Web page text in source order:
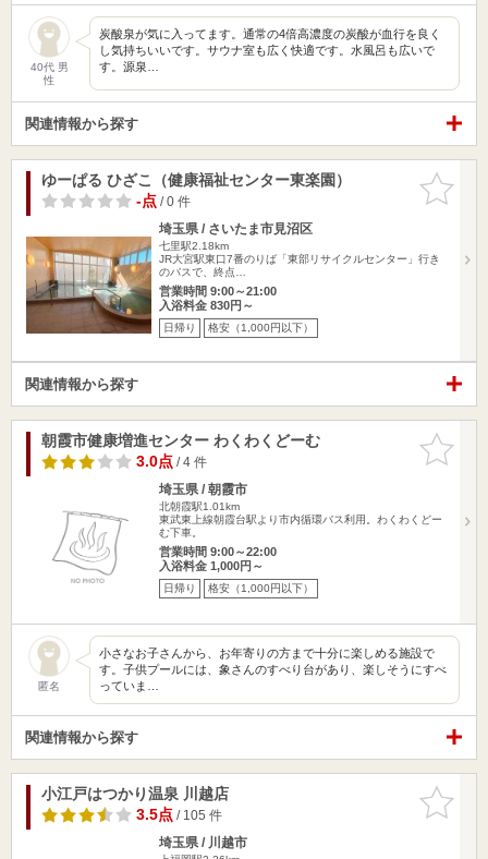
40代 男
性
炭酸泉が気に入ってます。通常の4倍高濃度の炭酸が血行を良く
し気持ちいいです。サウナ室も広く快適です。水風呂も広いで
す。源泉…
関連情報から探す
お気に入
りに追加
ゆーぱる ひざこ（健康福祉センター東楽園）
-点/ 0 件
埼玉県 / さいたま市見沼区
七里駅2.18km
JR大宮駅東口7番のりば「東部リサイクルセンター」行き
のバスで、終点…
営業時間 9:00～21:00
入浴料金 830円～
日帰り 格安（1,000円以下）
関連情報から探す
お気に入
りに追加
朝霞市健康増進センター わくわくどーむ
3.0点/ 4 件
埼玉県 / 朝霞市
北朝霞駅1.01km
東武東上線朝霞台駅より市内循環バス利用。わくわくどー
む下車。
営業時間 9:00～22:00
入浴料金 1,000円～
日帰り 格安（1,000円以下）
匿名
小さなお子さんから、お年寄りの方まで十分に楽しめる施設で
す。子供プールには、象さんのすべり台があり、楽しそうにすべ
っていま…
関連情報から探す
お気に入
りに追加
小江戸はつかり温泉 川越店
3.5点/ 105 件
埼玉県 / 川越市